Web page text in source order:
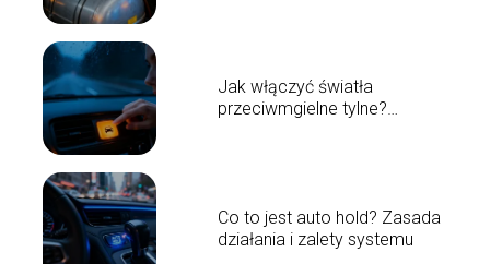
Jak włączyć światła
przeciwmgielne tylne?
Co to jest auto hold? Zasada
działania i zalety systemu